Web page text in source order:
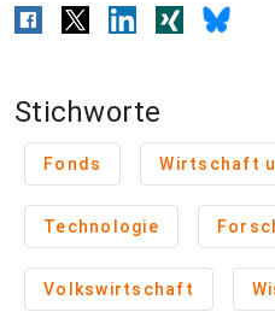
Stichworte
Fonds Wirtschaft
Technologie
Volkswirtschaft